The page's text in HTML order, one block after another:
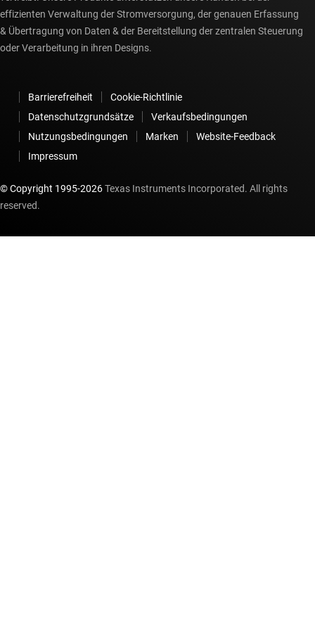
effizienten Verwaltung der Stromversorgung, der genauen Erfassung
& Übertragung von Daten & der Bereitstellung der zentralen Steuerung
oder Verarbeitung in ihren Designs.
Barrierefreiheit
Cookie-Richtlinie
Datenschutzgrundsätze
Verkaufsbedingungen
Nutzungsbedingungen
Marken
Website-Feedback
Impressum
© Copyright 1995-2026Texas Instruments Incorporated. All rights
reserved.